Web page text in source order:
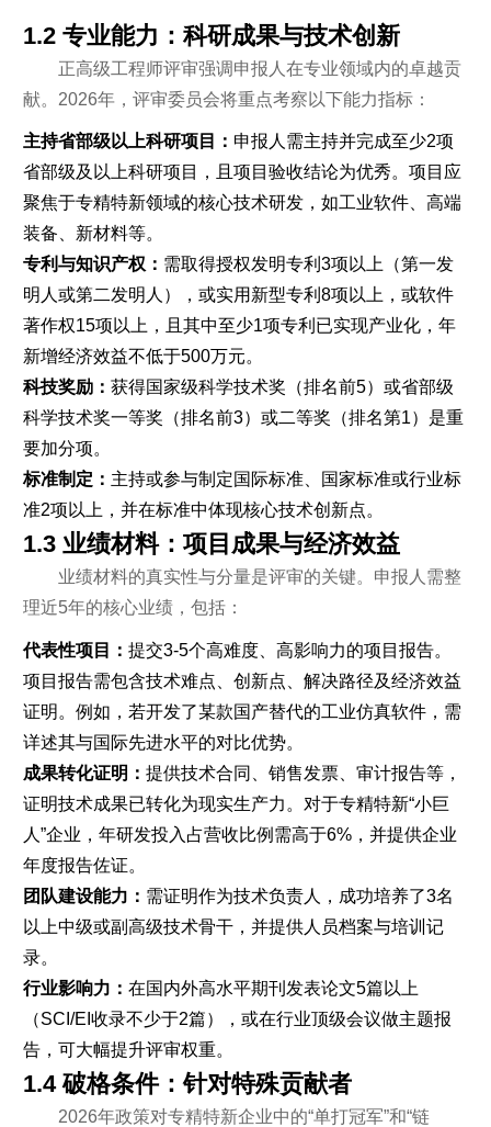
1.2 专业能力：科研成果与技术创新
正高级工程师评审强调申报人在专业领域内的卓越贡
献。2026年，评审委员会将重点考察以下能力指标：
主持省部级以上科研项目： 申报人需主持并完成至少2项
省部级及以上科研项目，且项目验收结论为优秀。项目应
聚焦于专精特新领域的核心技术研发，如工业软件、高端
装备、新材料等。
专利与知识产权： 需取得授权发明专利3项以上（第一发
明人或第二发明人），或实用新型专利8项以上，或软件
著作权15项以上，且其中至少1项专利已实现产业化，年
新增经济效益不低于500万元。
科技奖励： 获得国家级科学技术奖（排名前5）或省部级
科学技术奖一等奖（排名前3）或二等奖（排名第1）是重
要加分项。
标准制定： 主持或参与制定国际标准、国家标准或行业标
准2项以上，并在标准中体现核心技术创新点。
1.3 业绩材料：项目成果与经济效益
业绩材料的真实性与分量是评审的关键。申报人需整
理近5年的核心业绩，包括：
代表性项目： 提交3-5个高难度、高影响力的项目报告。
项目报告需包含技术难点、创新点、解决路径及经济效益
证明。例如，若开发了某款国产替代的工业仿真软件，需
详述其与国际先进水平的对比优势。
成果转化证明： 提供技术合同、销售发票、审计报告等，
证明技术成果已转化为现实生产力。对于专精特新“小巨
人”企业，年研发投入占营收比例需高于6%，并提供企业
年度报告佐证。
团队建设能力： 需证明作为技术负责人，成功培养了3名
以上中级或副高级技术骨干，并提供人员档案与培训记
录。
行业影响力： 在国内外高水平期刊发表论文5篇以上
（SCI/EI收录不少于2篇），或在行业顶级会议做主题报
告，可大幅提升评审权重。
1.4 破格条件：针对特殊贡献者
2026年政策对专精特新企业中的“单打冠军”和“链